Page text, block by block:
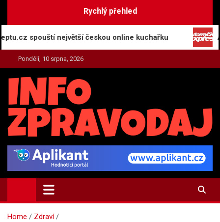
Rychlý přehled
největší českou online kuchařku
Pondělí, 10 srpna, 2026
INFO-ZPRAVODAJ.CZ
Zpravodajství | Press | Tiskové zprávy
Home
Zdraví